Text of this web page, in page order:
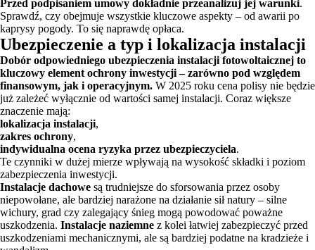
Przed podpisaniem umowy dokładnie przeanalizuj jej warunki.
Sprawdź, czy obejmuje wszystkie kluczowe aspekty – od awarii po
kaprysy pogody. To się naprawdę opłaca.
Ubezpieczenie a typ i lokalizacja instalacji
Dobór odpowiedniego ubezpieczenia instalacji fotowoltaicznej to
kluczowy element ochrony inwestycji – zarówno pod względem
finansowym, jak i operacyjnym. W 2025 roku cena polisy nie będzie
już zależeć wyłącznie od wartości samej instalacji. Coraz większe
znaczenie mają:
lokalizacja instalacji,
zakres ochrony,
indywidualna ocena ryzyka przez ubezpieczyciela.
Te czynniki w dużej mierze wpływają na wysokość składki i poziom
zabezpieczenia inwestycji.
Instalacje dachowe są trudniejsze do sforsowania przez osoby
niepowołane, ale bardziej narażone na działanie sił natury – silne
wichury, grad czy zalegający śnieg mogą powodować poważne
uszkodzenia. Instalacje naziemne z kolei łatwiej zabezpieczyć przed
uszkodzeniami mechanicznymi, ale są bardziej podatne na kradzieże i